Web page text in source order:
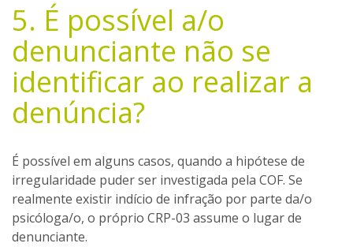
5. É possível a/o
denunciante não se
identificar ao realizar a
denúncia?
É possível em alguns casos, quando a hipótese de
irregularidade puder ser investigada pela COF. Se
realmente existir indício de infração por parte da/o
psicóloga/o, o próprio CRP-03 assume o lugar de
denunciante.